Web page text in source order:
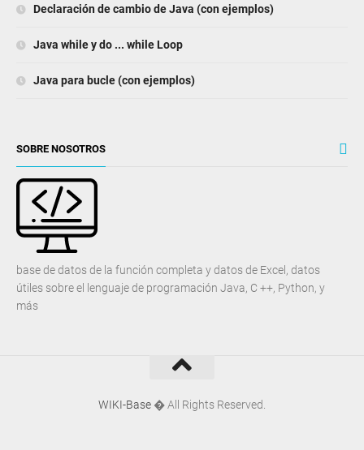
Declaración de cambio de Java (con ejemplos)
Java while y do ... while Loop
Java para bucle (con ejemplos)
SOBRE NOSOTROS
base de datos de la función completa y datos de Excel, datos
útiles sobre el lenguaje de programación Java, C ++, Python, y
más
WIKI-Base � All Rights Reserved.